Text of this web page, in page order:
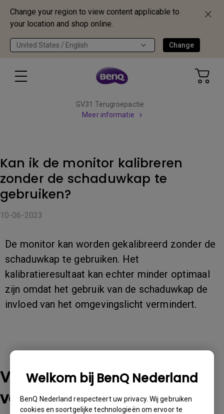
Change your region to view content applicable to
your location and shop online.
United States / English Change
Welkom bij BenQ Nederland
BenQ Nederland respecteert uw privacy. Wij gebruiken
cookies en soortgelijke technologieën om ervoor te
GV31 Terugroepactie
Meer informatie
Kan ik de monitor kalibreren
zonder de schaduwkap te
gebruiken?
10-06-2023
De monitor kan worden gekalibreerd zonder de
schaduwkap te gebruiken. Het
kalibratieresultaat kan echter minder optimaal
zijn omdat het gebruik van de schaduwkap de
invloed van het omgevingslicht vermindert.
Van toepassing op de
volgende modellen